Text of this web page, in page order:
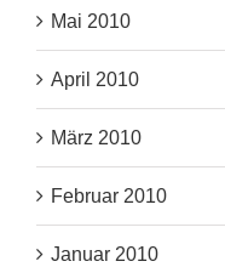
Mai 2010
April 2010
März 2010
Februar 2010
Januar 2010